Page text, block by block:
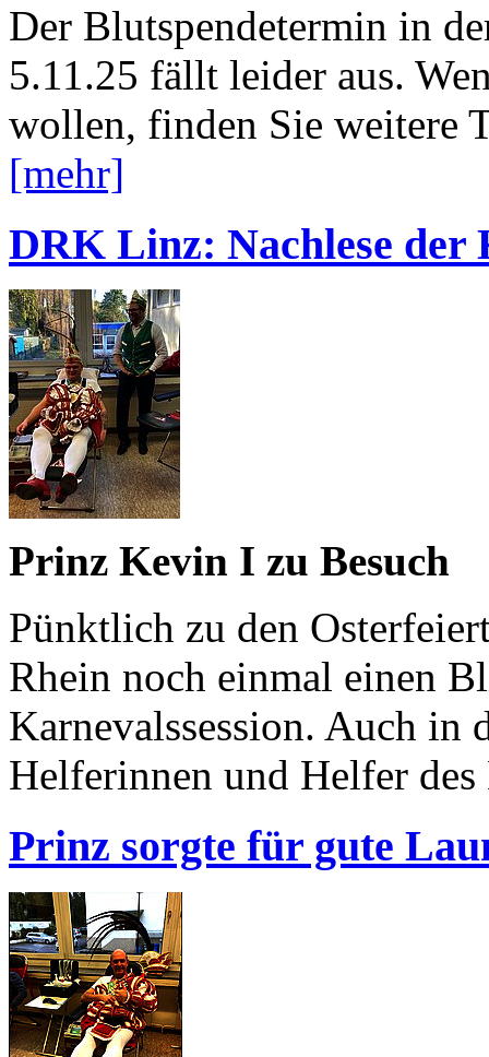
Der Blutspendetermin in
5.11.25 fällt leider aus.
wollen, finden Sie weitere
[mehr]
DRK Linz: Nachlese der
Prinz Kevin I zu Besuch
Pünktlich zu den
Rhein noch einmal einen
Karnevalssession. Auch in
Helferinnen und Helfer
Prinz sorgte für gute